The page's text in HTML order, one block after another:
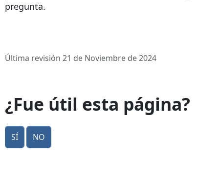
pregunta.
Última revisión 21 de Noviembre de 2024
¿Fue útil esta página?
Sí No